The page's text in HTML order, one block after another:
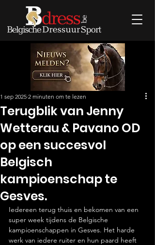
Terugblik van Jenny
Wetterau & Pavano OD
op een succesvol
Belgisch
kampioenschap te
Gesves.
1 sep 2025 2 minuten om te lezen
Iedereen terug thuis en bekomen van een
super week tijdens de Belgische
kampioenschappen in Gesves. Het harde
werk van iedere ruiter en hun paard heeft